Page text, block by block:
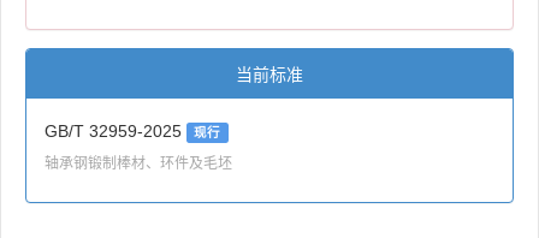
当前标准
GB/T 32959-2025 现行
轴承钢锻制棒材、环件及毛坯